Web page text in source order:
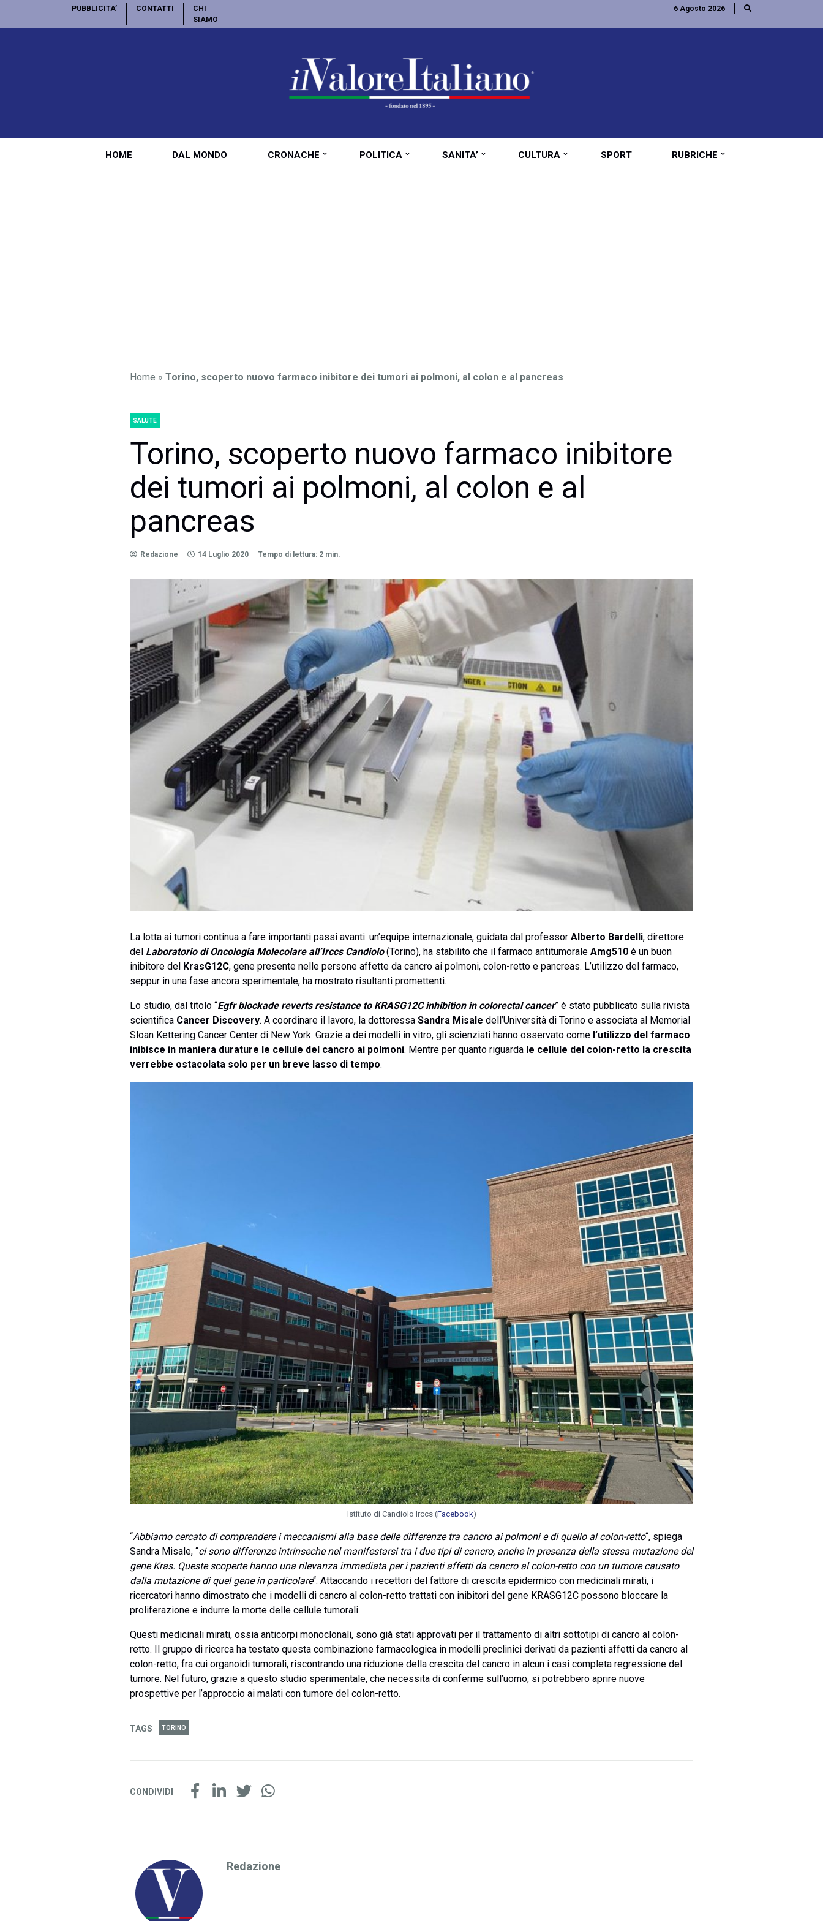
CHI
SIAMO
CONTATTI
PUBBLICITA’ 6 Agosto 2026
HOME DAL MONDO CRONACHE POLITICA SANITA’ CULTURA SPORT RUBRICHE
Home » Torino, scoperto nuovo farmaco inibitore dei tumori ai polmoni, al colon e al pancreas
SALUTE
Torino, scoperto nuovo farmaco inibitore
dei tumori ai polmoni, al colon e al
pancreas
Redazione 14 Luglio 2020 Tempo di lettura: 2 min.
La lotta ai tumori continua a fare importanti passi avanti: un’equipe internazionale, guidata dal professor Alberto Bardelli, direttore
del Laboratorio di Oncologia Molecolare all’Irccs Candiolo(Torino), ha stabilito che il farmaco antitumorale Amg510 è un buon
inibitore del KrasG12C, gene presente nelle persone affette da cancro ai polmoni, colon-retto e pancreas. L’utilizzo del farmaco,
seppur in una fase ancora sperimentale, ha mostrato risultanti promettenti.
Lo studio, dal titolo “Egfr blockade reverts resistance to KRASG12C inhibition in colorectal cancer” è stato pubblicato sulla rivista
scientifica Cancer Discovery. A coordinare il lavoro, la dottoressa Sandra Misale dell’Università di Torino e associata al Memorial
Sloan Kettering Cancer Center di New York. Grazie a dei modelli in vitro, gli scienziati hanno osservato come l’utilizzo del farmaco
inibisce in maniera durature le cellule del cancro ai polmoni. Mentre per quanto riguarda le cellule del colon-retto la crescita
verrebbe ostacolata solo per un breve lasso di tempo.
Istituto di Candiolo Irccs (Facebook)
“Abbiamo cercato di comprendere i meccanismi alla base delle differenze tra cancro ai polmoni e di quello al colon-retto“, spiega
Sandra Misale, “ci sono differenze intrinseche nel manifestarsi tra i due tipi di cancro, anche in presenza della stessa mutazione del
gene Kras. Queste scoperte hanno una rilevanza immediata per i pazienti affetti da cancro al colon-retto con un tumore causato
dalla mutazione di quel gene in particolare“. Attaccando i recettori del fattore di crescita epidermico con medicinali mirati, i
ricercatori hanno dimostrato che i modelli di cancro al colon-retto trattati con inibitori del gene KRASG12C possono bloccare la
proliferazione e indurre la morte delle cellule tumorali.
Questi medicinali mirati, ossia anticorpi monoclonali, sono già stati approvati per il trattamento di altri sottotipi di cancro al colon-
retto. Il gruppo di ricerca ha testato questa combinazione farmacologica in modelli preclinici derivati da pazienti affetti da cancro al
colon-retto, fra cui organoidi tumorali, riscontrando una riduzione della crescita del cancro in alcun i casi completa regressione del
tumore. Nel futuro, grazie a questo studio sperimentale, che necessita di conferme sull’uomo, si potrebbero aprire nuove
prospettive per l’approccio ai malati con tumore del colon-retto.
TAGS TORINO
CONDIVIDI
Redazione